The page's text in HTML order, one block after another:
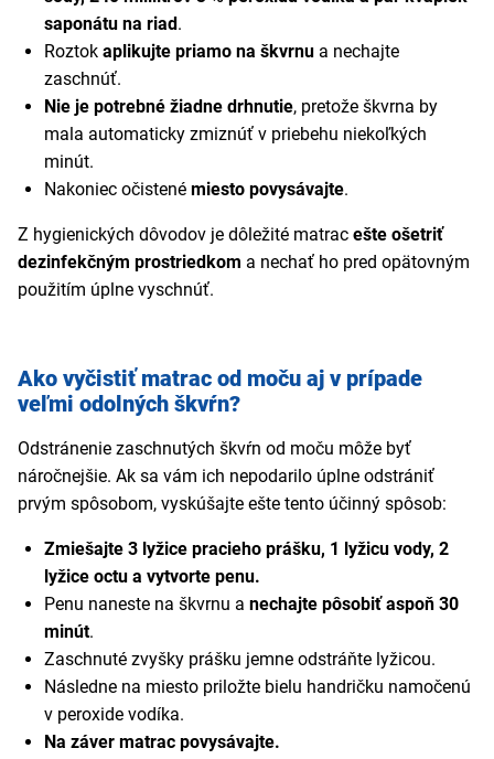
saponátu na riad .
Roztok aplikujte priamo na škvrnu a nechajte
zaschnúť.
Nie je potrebné žiadne drhnutie, pretože škvrna by
mala automaticky zmiznúť v priebehu niekoľkých
minút.
Nakoniec očistené miesto povysávajte.
Z hygienických dôvodov je dôležité matrac ešte ošetriť
dezinfekčným prostriedkom a nechať ho pred opätovným
použitím úplne vyschnúť.
Ako vyčistiť matrac od moču aj v prípade
veľmi odolných škvŕn?
Odstránenie zaschnutých škvŕn od moču môže byť
náročnejšie. Ak sa vám ich nepodarilo úplne odstrániť
prvým spôsobom, vyskúšajte ešte tento účinný spôsob:
Zmiešajte 3 lyžice pracieho prášku, 1 lyžicu vody, 2
lyžice octu a vytvorte penu.
Penu naneste na škvrnu a nechajte pôsobiť aspoň 30
minút.
Zaschnuté zvyšky prášku jemne odstráňte lyžicou.
Následne na miesto priložte bielu handričku namočenú
v peroxide vodíka.
Na záver matrac povysávajte.